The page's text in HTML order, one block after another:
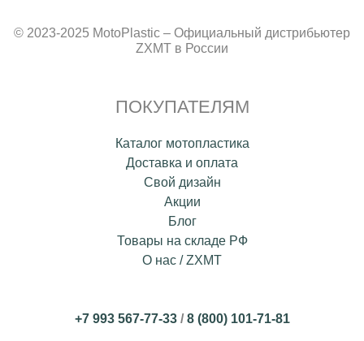
© 2023-2025 MotoPlastic – Официальный дистрибьютер
ZXMT в России
ПОКУПАТЕЛЯМ
Каталог мотопластика
Доставка и оплата
Свой дизайн
Акции
Блог
Товары на складе РФ
О нас / ZXMT
+7 993 567-77-33/8 (800) 101-71-81